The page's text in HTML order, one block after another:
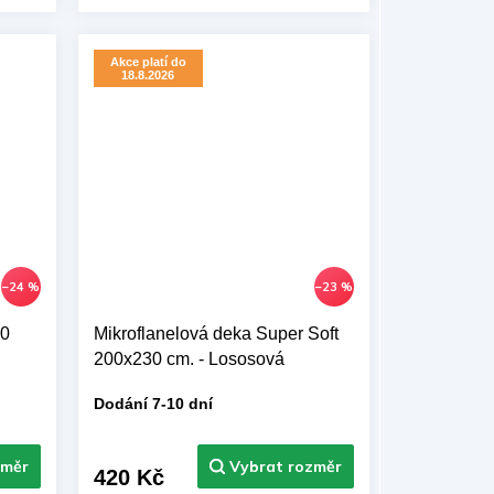
–24 %
Akce platí do
18.8.2026
–23 %
Mikroflanelová deka Super Soft
200x230 cm. - Lososová
Dodání 7-10 dní
420 Kč